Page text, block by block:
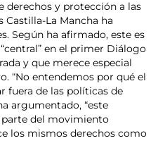
derechos y protección a las
Castilla-La Mancha ha
Según ha afirmado, este es
en el primer Diálogo
y que merece especial
“No entendemos por qué el
fuera de las políticas de
argumentado, “este
del movimiento
los mismos derechos como